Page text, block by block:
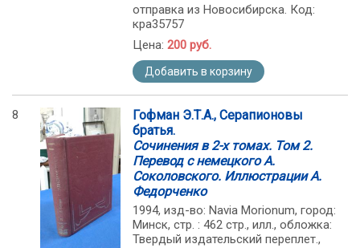
отправка из Новосибирска. Код:
кра35757
Цена: 200 руб.
Добавить в корзину
8
Гофман Э.Т.А., Серапионовы
братья.
Сочинения в 2-х томах. Том 2.
Перевод с немецкого А.
Соколовского. Иллюстрации А.
Федорченко
1994, изд-во: Navia Morionum, город:
Минск, стр. : 462 стр., илл., обложка:
Твердый издательский переплет.,